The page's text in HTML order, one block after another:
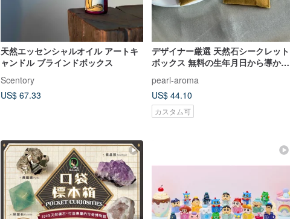
天然エッセンシャルオイル アートキ
ャンドル ブラインドボックス
Scentory
US$ 67.33
デザイナー厳選 天然石シークレット
ボックス 無料の生年月日から導かれ
pearl-aroma
US$ 44.10
カスタム可